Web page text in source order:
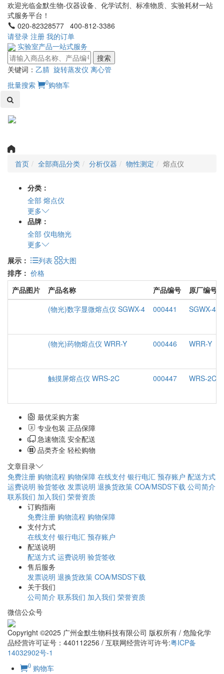
欢迎光临金默生物-仪器设备、化学试剂、标准物质、实验耗材一站
式服务平台！
020-82328577 400-812-3386
请登录 注册 我的订单
实验室产品一站式服务
搜索
关键词： 乙腈 旋转蒸发仪 离心管
批量搜索
0购物车
首页 全部商品分类 分析仪器 物性测定 熔点仪
分类：
全部 熔点仪
更多
品牌：
全部 仪电物光
更多
展示：
列表
大图
排序： 价格
产品图片
产品名称 产品编号
原厂编号
(物光)数字显微熔点仪 SGWX-4
000441 SGWX-4
(物光)药物熔点仪 WRR-Y 000446 WRR-Y
触摸屏熔点仪 WRS-2C 000447 WRS-2C
最优采购方案
专业包装 正品保障
急速物流 安全配送
品类齐全 轻松购物
文章目录
免费注册 购物流程 购物保障 在线支付 银行电汇 预存账户 配送方式
运费说明 验货签收 发票说明 退换货政策 COA/MSDS下载 公司简介
联系我们 加入我们 荣誉资质
订购指南
免费注册 购物流程 购物保障
支付方式
在线支付 银行电汇 预存账户
配送说明
配送方式 运费说明 验货签收
售后服务
发票说明 退换货政策 COA/MSDS下载
关于我们
公司简介 联系我们 加入我们 荣誉资质
微信公众号
Copyright ©2025 广州金默生物科技有限公司 版权所有 / 危险化学
品经营许可证号：440112256 / 互联网经营许可许号:粤ICP备
14032902号-1
0 购物车